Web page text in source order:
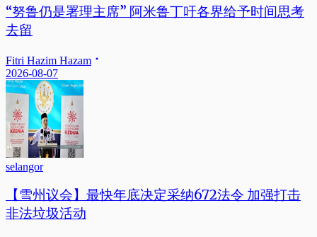
“努鲁仍是署理主席” 阿米鲁丁吁各界给予时间思考
去留
Fitri Hazim Hazam
2026-08-07
selangor
【雪州议会】最快年底决定采纳672法令 加强打击
非法垃圾活动